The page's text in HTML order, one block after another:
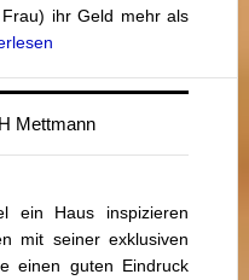
ihr Geld mehr als
Mettmann
ein Haus inspizieren
mit seiner exklusiven
einen guten Eindruck